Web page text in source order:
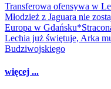
Transferowa ofensywa w
Młodzież z Jaguara nie
Europa w
Lechia już świętuje, Arka
Budziwojskiego
więcej ...